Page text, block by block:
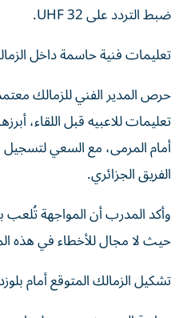
ضبط التردد على UHF 32.
تعليمات فنية حاسمة داخل
حرص المدير الفني للزمالك
تعليمات للاعبيه قبل اللقاء،
أمام المرمى، مع السعي
الفريق الجزائري.
وأكد المدرب أن المواجهة
حيث لا مجال للأخطاء في هذه
تشكيل الزمالك المتوقع أمام